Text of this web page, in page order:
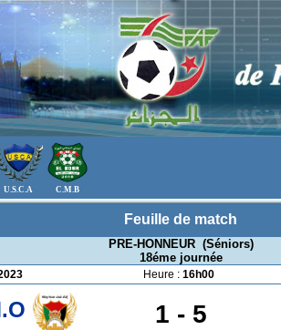
U.S.C.A C.M.B
Feuille de match
PRE-HONNEUR (Séniors)
18éme journée
Heure : 16h00
1 -5